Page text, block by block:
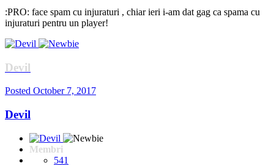
:PRO: face spam cu injuraturi , chiar ieri i-am dat gag ca spama cu
injuraturi pentru un player!
Devil
Posted October 7, 2017
Devil
Membri
541